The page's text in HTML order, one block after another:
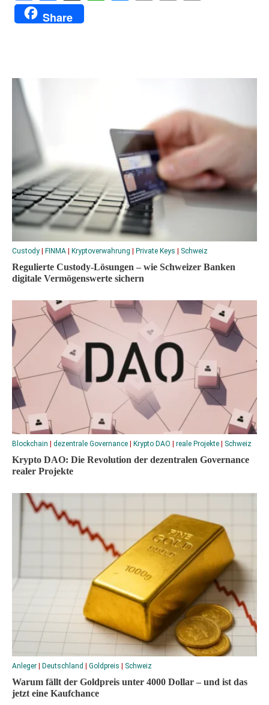
Translate
Share
Custody | FINMA | Kryptoverwahrung | Private Keys | Schweiz
Regulierte Custody-Lösungen – wie Schweizer Banken
digitale Vermögenswerte sichern
Blockchain | dezentrale Governance | Krypto DAO | reale Projekte | Schweiz
Krypto DAO: Die Revolution der dezentralen Governance
realer Projekte
Anleger | Deutschland | Goldpreis | Schweiz
Warum fällt der Goldpreis unter 4000 Dollar – und ist das
jetzt eine Kaufchance